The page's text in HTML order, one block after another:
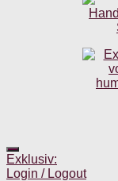
Exklusiv:
Login / Logout